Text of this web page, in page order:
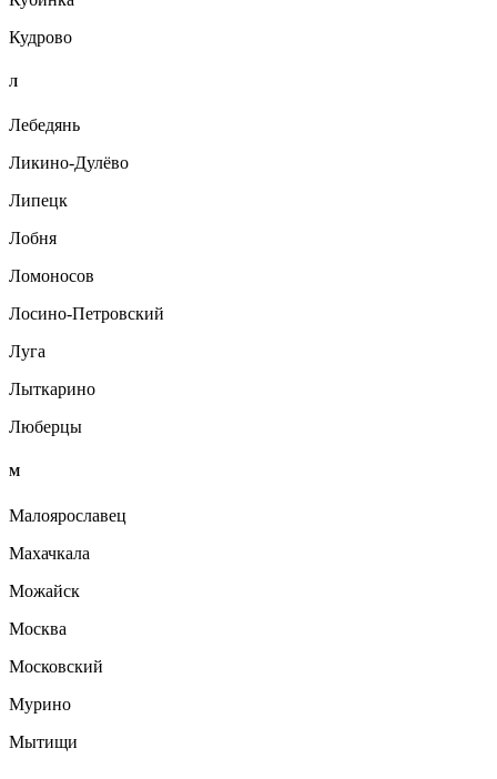
Кудрово
Л
Лебедянь
Ликино-Дулёво
Липецк
Лобня
Ломоносов
Лосино-Петровский
Луга
Лыткарино
Люберцы
М
Малоярославец
Махачкала
Можайск
Москва
Московский
Мурино
Мытищи